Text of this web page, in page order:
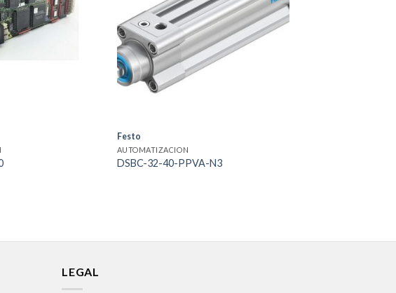
Festo
AUTOMATIZACION
DSBC-32-40-PPVA-N3
LEGAL